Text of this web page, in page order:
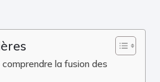
la fusion des